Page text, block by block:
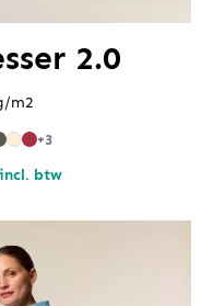
2.0
m2
+3
Prijsklasse:
incl. btw